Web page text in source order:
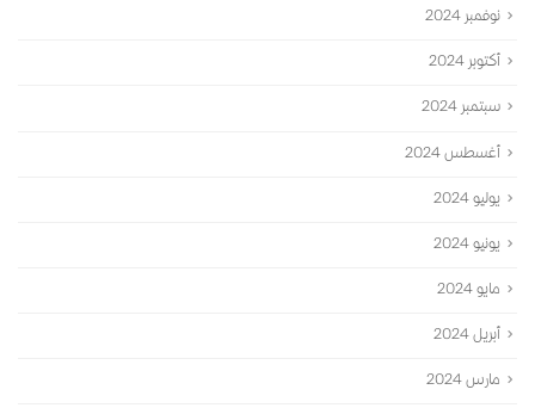
نوفمبر 2024
أكتوبر 2024
سبتمبر 2024
أغسطس 2024
يوليو 2024
يونيو 2024
مايو 2024
أبريل 2024
مارس 2024